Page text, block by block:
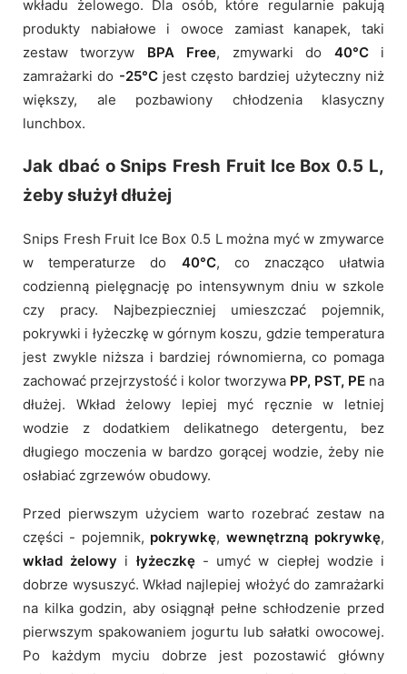
wkładu żelowego. Dla osób, które regularnie pakują
produkty nabiałowe i owoce zamiast kanapek, taki
zestaw tworzyw BPA Free, zmywarki do 40°Ci
zamrażarki do -25°Cjest często bardziej użyteczny niż
większy, ale pozbawiony chłodzenia klasyczny
lunchbox.
Jak dbać o Snips Fresh Fruit Ice Box 0.5 L,
żeby służył dłużej
Snips Fresh Fruit Ice Box 0.5 L można myć w zmywarce
w temperaturze do 40°C, co znacząco ułatwia
codzienną pielęgnację po intensywnym dniu w szkole
czy pracy. Najbezpieczniej umieszczać pojemnik,
pokrywki i łyżeczkę w górnym koszu, gdzie temperatura
jest zwykle niższa i bardziej równomierna, co pomaga
zachować przejrzystość i kolor tworzywa PP, PST, PE na
dłużej. Wkład żelowy lepiej myć ręcznie w letniej
wodzie z dodatkiem delikatnego detergentu, bez
długiego moczenia w bardzo gorącej wodzie, żeby nie
osłabiać zgrzewów obudowy.
Przed pierwszym użyciem warto rozebrać zestaw na
części - pojemnik, pokrywkę, wewnętrzną pokrywkę,
wkład żelowy i łyżeczkę- umyć w ciepłej wodzie i
dobrze wysuszyć. Wkład najlepiej włożyć do zamrażarki
na kilka godzin, aby osiągnął pełne schłodzenie przed
pierwszym spakowaniem jogurtu lub sałatki owocowej.
Po każdym myciu dobrze jest pozostawić główny